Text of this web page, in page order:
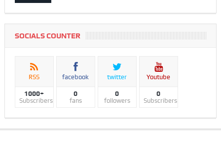
SOCIALS COUNTER
RSS
1000+
Subscribers
facebook
0
fans
twitter
0
followers
Youtube
0
Subscribers